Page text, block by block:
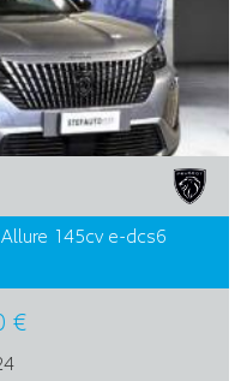
145cv e-dcs6
€